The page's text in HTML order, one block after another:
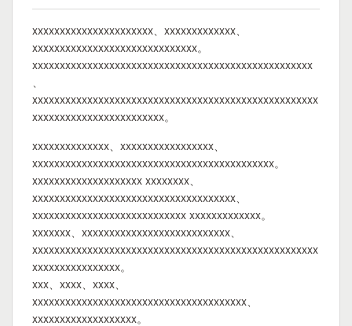
xxxxxxxxxxxxxxxxxxxxxx、xxxxxxxxxxxxx、
xxxxxxxxxxxxxxxxxxxxxxxxxxxxxx。
xxxxxxxxxxxxxxxxxxxxxxxxxxxxxxxxxxxxxxxxxxxxxxxxxxx
、
xxxxxxxxxxxxxxxxxxxxxxxxxxxxxxxxxxxxxxxxxxxxxxxxxxxx
xxxxxxxxxxxxxxxxxxxxxxxx。
xxxxxxxxxxxxxx、xxxxxxxxxxxxxxxxx、
xxxxxxxxxxxxxxxxxxxxxxxxxxxxxxxxxxxxxxxxxxxx。
xxxxxxxxxxxxxxxxxxxx xxxxxxxx、
xxxxxxxxxxxxxxxxxxxxxxxxxxxxxxxxxxxxx、
xxxxxxxxxxxxxxxxxxxxxxxxxxxx xxxxxxxxxxxxx。
xxxxxxx、xxxxxxxxxxxxxxxxxxxxxxxxxxx、
xxxxxxxxxxxxxxxxxxxxxxxxxxxxxxxxxxxxxxxxxxxxxxxxxxxx
xxxxxxxxxxxxxxxx。
xxx、xxxx、xxxx、
xxxxxxxxxxxxxxxxxxxxxxxxxxxxxxxxxxxxxxx、
xxxxxxxxxxxxxxxxxxx。